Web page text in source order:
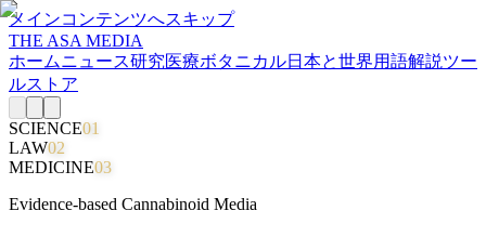
メインコンテンツへスキップ
THE ASA MEDIA
ホームニュース研究医療ボタニカル日本と世界用語解説ツー
ルストア
SCIENCE01
LAW02
MEDICINE03
Evidence-based Cannabinoid Media